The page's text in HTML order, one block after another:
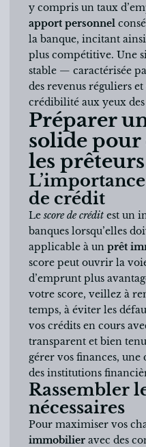
y compris un taux
apport personnel
la banque, incitant
plus compétitive. Une
stable — caractérisée
des revenus réguliers
crédibilité aux yeux
Préparer
solide
les prêteurs
de crédit
Le score de crédit est un
banques lorsqu’elles
applicable à un prêt
score peut ouvrir la
d’emprunt plus
votre score, veillez à
temps, à éviter les
vos crédits en cours
transparent et bien
gérer vos finances,
des institutions
Rassembler
nécessaires
Pour maximiser vos
immobilier avec des